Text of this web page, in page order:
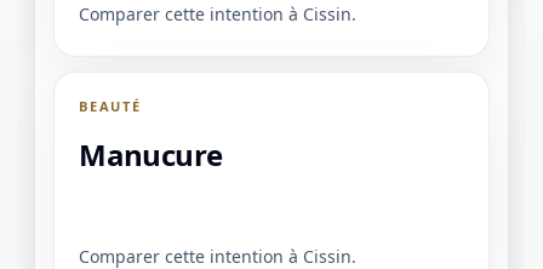
Comparer cette intention à Cissin.
BEAUTÉ
Manucure
Comparer cette intention à Cissin.